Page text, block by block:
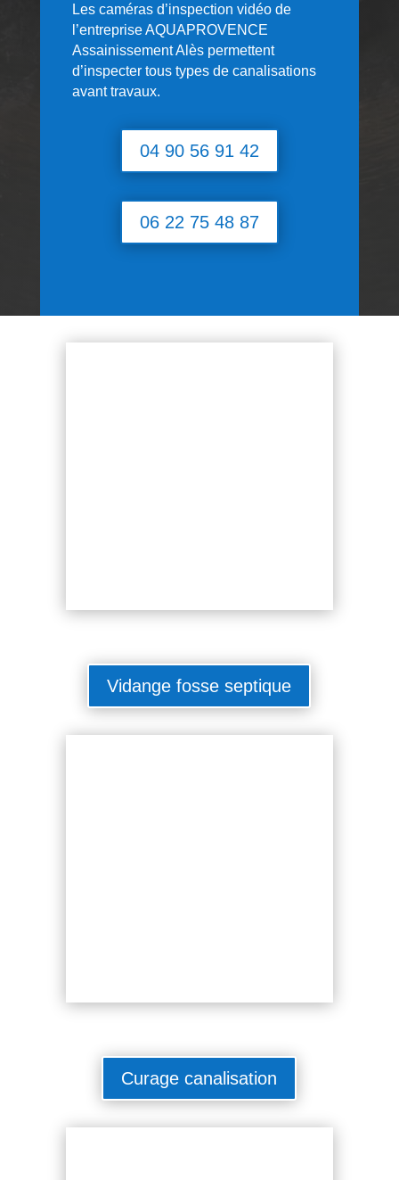
Les caméras d’inspection vidéo de
l’entreprise AQUAPROVENCE
Assainissement Alès permettent
d’inspecter tous types de canalisations
avant travaux.
04 90 56 91 42
06 22 75 48 87
Vidange fosse septique
Curage canalisation